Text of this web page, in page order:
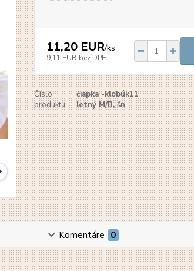
11,20 EUR/ks
9,11 EUR bez DPH
Číslo
produktu:
čiapka -klobúk11
letný M/B, šn
Komentáre 0